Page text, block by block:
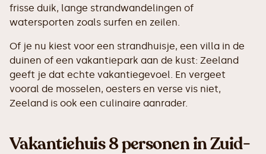
frisse duik, lange strandwandelingen of
watersporten zoals surfen en zeilen.
Of je nu kiest voor een strandhuisje, een villa in de
duinen of een vakantiepark aan de kust: Zeeland
geeft je dat echte vakantiegevoel. En vergeet
vooral de mosselen, oesters en verse vis niet,
Zeeland is ook een culinaire aanrader.
Vakantiehuis 8 personen in Zuid-